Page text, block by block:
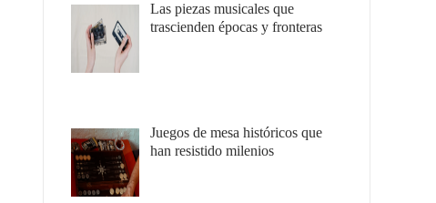
Las piezas musicales que
trascienden épocas y fronteras
Juegos de mesa históricos que
han resistido milenios